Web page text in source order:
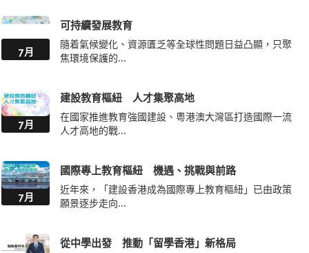
7月
可持續發展教育
隨着氣候變化、資源匱乏等全球性問題日益凸顯，只聚
焦環境保護的...
7月
建設教育樞紐 人才集聚高地
在國家推進教育強國建設、粵港澳大灣區打造國際一流
人才高地的戰...
7月
國際專上教育樞紐 機遇、挑戰與前路
近年來，「建設香港成為國際專上教育樞紐」已由政策
願景逐步走向...
從中學出發 推動「留學香港」新格局